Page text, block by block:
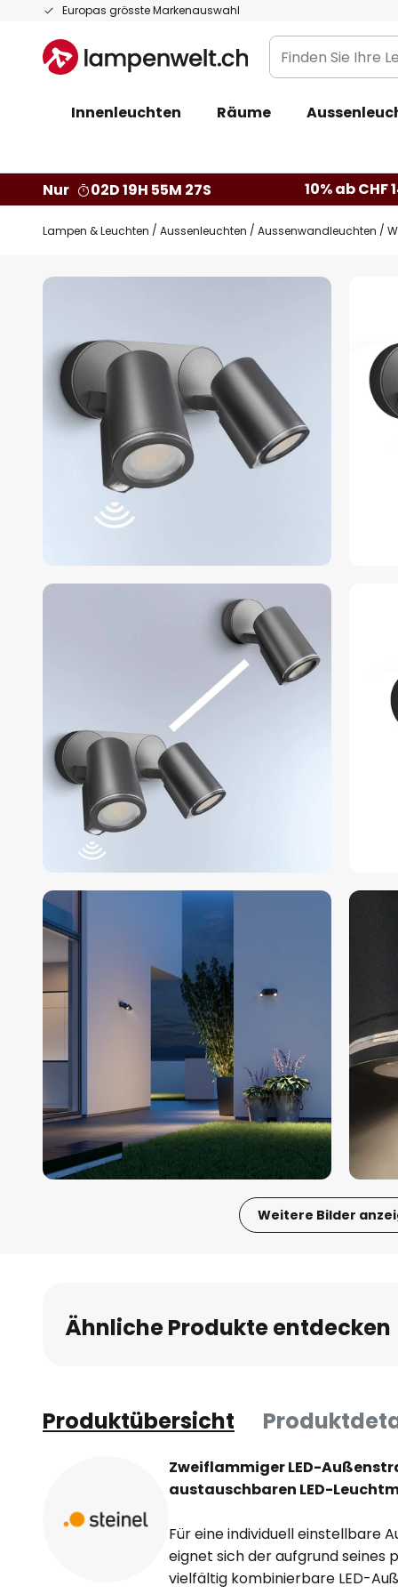
Europas grösste Markenauswahl
Zum
springen
Finden
Sie
Leuchte...
Innenleuchten Räume
Nur
02D 19H 55M 26S 10% ab CHF
Lampen & Leuchten Aussenleuchten Aussenwandleuchten
Zum
Bildgalerie
springen
Weitere Bilder
Bildgalerie
springen
Ähnliche Produkte entdecken
Produktübersicht
Zweiflammiger LED-
austauschbaren LED-
Für eine individuell einstellbare
eignet sich der aufgrund seines
vielfältig kombinierbare LED-